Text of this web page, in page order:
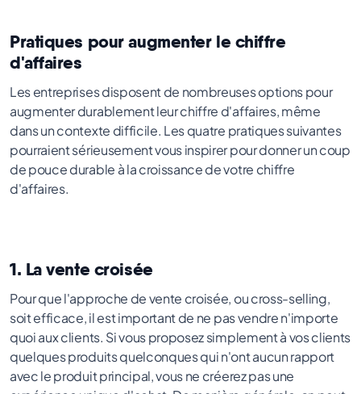
Pratiques pour augmenter le chiffre
d'affaires
Les entreprises disposent de nombreuses options pour
augmenter durablement leur chiffre d'affaires, même
dans un contexte difficile. Les quatre pratiques suivantes
pourraient sérieusement vous inspirer pour donner un coup
de pouce durable à la croissance de votre chiffre
d'affaires.
1. La vente croisée
Pour que l'approche de vente croisée, ou cross-selling,
soit efficace, il est important de ne pas vendre n'importe
quoi aux clients. Si vous proposez simplement à vos clients
quelques produits quelconques qui n'ont aucun rapport
avec le produit principal, vous ne créerez pas une